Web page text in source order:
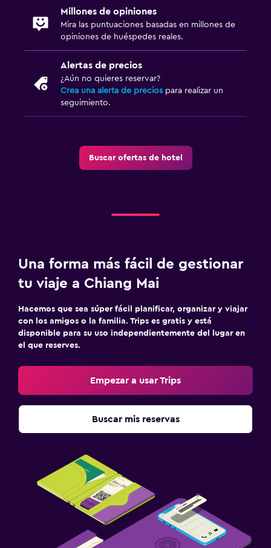
Millones de opiniones
Mira las puntuaciones basadas en millones de
opiniones de huéspedes reales.
Alertas de precios
¿Aún no quieres reservar?
Crea una alerta de precios para realizar un
seguimiento.
Buscar ofertas de hotel
Una forma más fácil de gestionar
tu viaje a Chiang Mai
Hacemos que sea súper fácil planificar, organizar y viajar
con los amigos o la familia. Trips es gratis y está
disponible para su uso independientemente del lugar en
el que reserves.
Empezar a usar Trips
Buscar mis reservas